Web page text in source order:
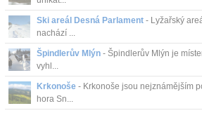
Ski areál Desná Parlament - Lyžařský
nachází ...
Špindlerův Mlýn - Špindlerův Mlýn je
vyhl...
Krkonoše - Krkonoše jsou nejznámějším
hora Sn...